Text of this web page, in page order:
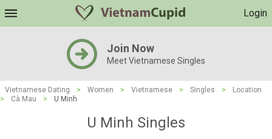
Login
Join Now
Meet Vietnamese Singles
Vietnamese Dating > Women > Vietnamese > Singles >
Location
>
Cà Mau > U Minh
U Minh Singles